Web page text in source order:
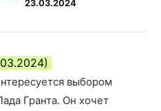
23.03.2024
выбором
Гранта. Он хочет